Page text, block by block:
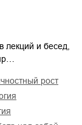
лекций и бесед,
рост